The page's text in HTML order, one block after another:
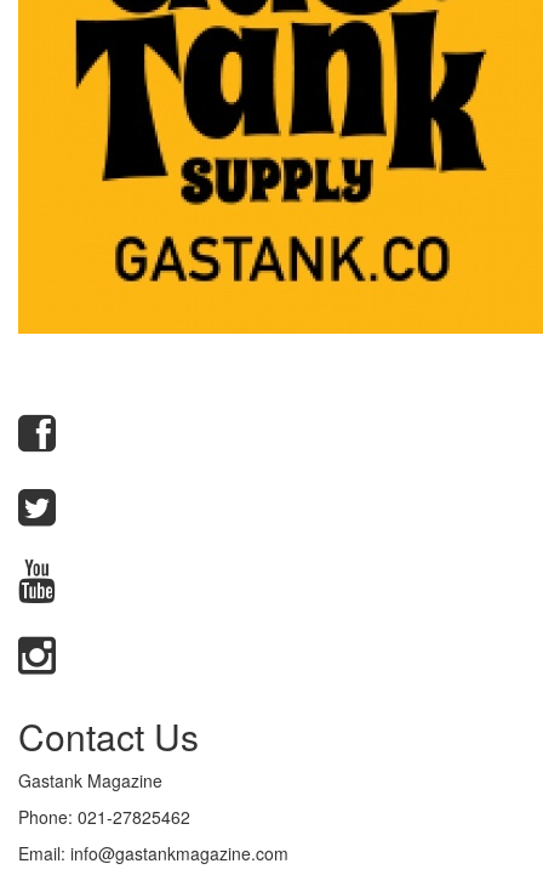
Contact Us
Gastank Magazine
Phone: 021-27825462
Email: info@gastankmagazine.com